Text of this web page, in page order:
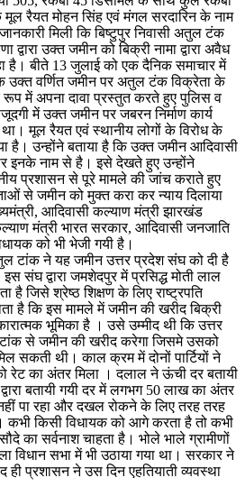
रैयत मोहन सिंह एवं मंगल सरदारिन के नाम
मिली कि बिष्टुपुर निवासी अतुल टंक
द्वारा उक्त जमीन को बिक्री नामा द्वारा अवैध
है। बीते 13 जुलाई को एक दैनिक समाचार में
उक्त वर्णित जमीन पर अतुल टंक विक्रेता के
में अपना दावा प्रस्तुत करते हुए पुलिस व
में उक्त जमीन पर जबरन निर्माण कार्य
मूल रैयत एवं स्थानीय लोगों के विरोध के
है। उन्होंने बताया है कि उक्त जमीन आदिवासी
इनके नाम से है। इसे देखते हुए उन्होंने
प्रशासन से पूरे मामले की जांच कराते हुए
से जमीन को मुक्त करा कर न्याय दिलाया
आदिवासी कल्याण मंत्री झारखंड
मंत्री भारत सरकार, आदिवासी जनजाति
को भी भेजी गयी है।
टांक ने यह जमीन उत्तर प्रदेश संघ को दी है
संघ द्वारा जमशेदपुर में प्रसिद्ध मोती लाल
है जिसे श्रेष्ठ शिक्षण के लिए राष्ट्रपति
है कि इस मामले में जमीन की खरीद बिक्री
भूमिका है । उसे उम्मीद थी कि उत्तर
से जमीन की खरीद करेगा जिसमे उसको
सकती थी। काल क्रम में दोनों पार्टियों ने
का अंतर मिला । दलाल ने ऊंची दर बतायी
बतायी गयी दर में लगभग 50 लाख का अंतर
पा रहा और दखल रोकने के लिए तरह तरह
किसी विधायक को आगे करता है तो कभी
का सर्वनाश चाहता है। भोले भाले ग्रामीणों
विधान सभा में भी उठाया गया था। सरकार ने
प्रशासन ने उस दिन एहतियाती व्यवस्था